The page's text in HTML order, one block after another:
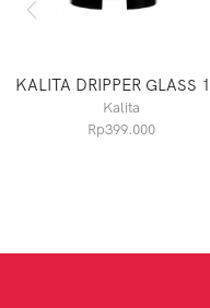
KALITA DRIPPER GLASS
Kalita
Rp399.000